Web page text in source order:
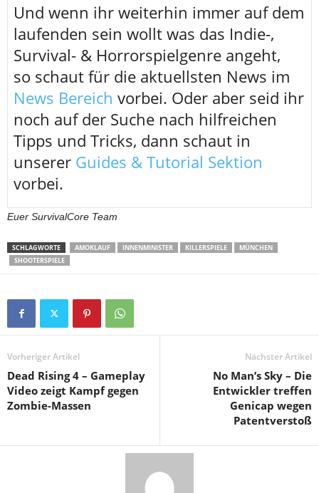
Und wenn ihr weiterhin immer auf dem
laufenden sein wollt was das Indie-,
Survival- & Horrorspielgenre angeht,
so schaut für die aktuellsten News im
News Bereich vorbei. Oder aber seid ihr
noch auf der Suche nach hilfreichen
Tipps und Tricks, dann schaut in
unserer Guides & Tutorial Sektion
vorbei.
Euer SurvivalCore Team
SCHLAGWORTE AMOKLAUF INNENMINISTER KILLERSPIELE
MÜNCHEN
SHOOTERSPIELE
Vorheriger Artikel
Dead Rising 4 – Gameplay
Video zeigt Kampf gegen
Zombie-Massen
Nächster Artikel
No Man’s Sky – Die
Entwickler treffen
Genicap wegen
Patentverstoß